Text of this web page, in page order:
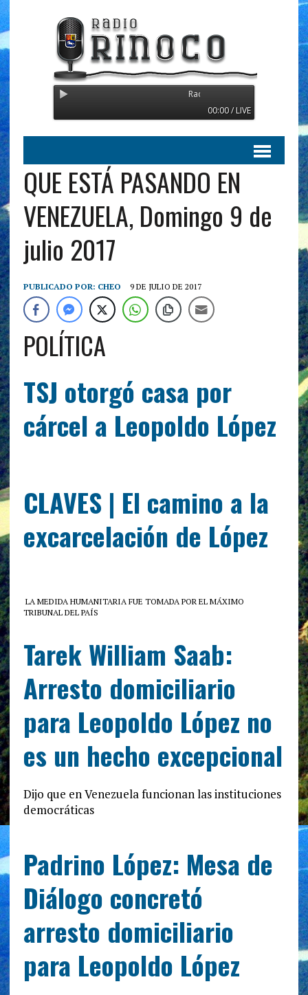
Radio Orinoco - Transmitiendo
00:00 / LIVE
QUE ESTÁ PASANDO EN
VENEZUELA, Domingo 9 de
julio 2017
PUBLICADO POR: CHEO 9 DE JULIO DE 2017
POLÍTICA
TSJ otorgó casa por
cárcel a Leopoldo López
CLAVES | El camino a la
excarcelación de López
LA MEDIDA HUMANITARIA FUE TOMADA POR EL MÁXIMO
TRIBUNAL DEL PAÍS
Tarek William Saab:
Arresto domiciliario
para Leopoldo López no
es un hecho excepcional
Dijo que en Venezuela funcionan las instituciones
democráticas
Padrino López: Mesa de
Diálogo concretó
arresto domiciliario
para Leopoldo López